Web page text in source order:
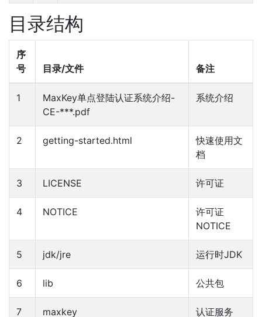
目录结构
序
号
目录/文件 备注
1
MaxKey单点登陆认证系统介绍-
CE-***.pdf
系统介绍
2 getting-started.html
快速使用文
档
3 LICENSE 许可证
4 NOTICE
许可证
NOTICE
5 jdk/jre 运行时JDK
6 lib 公共包
7 maxkey 认证服务